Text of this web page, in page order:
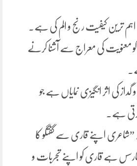
اہم ترین کیفیت رنج و الم کی ہے.
معنویت کی معراج سے آشنا کرنے
کی اثر انگیزی نمایاں ہے جو
کرتی ہے.
”شاعری اپنے قاری سے گفتگو کا
ہے قاری کو اپنے تجربات و